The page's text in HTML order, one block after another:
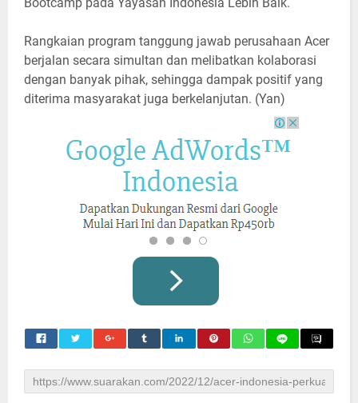
Rangkaian program tanggung jawab perusahaan Acer
berjalan secara simultan dan melibatkan kolaborasi
dengan banyak pihak, sehingga dampak positif yang
diterima masyarakat juga berkelanjutan. (Yan)